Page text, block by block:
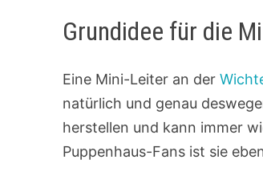
Grundidee für die
Eine Mini-Leiter an der
natürlich und genau
herstellen und kann immer
Puppenhaus-Fans ist sie